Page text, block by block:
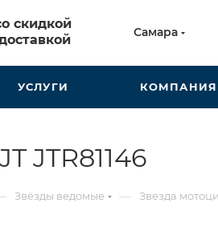
скидкой
Самара
УСЛУГИ КОМПАНИЯ
JTR81146
Звёзды ведомые — Звезда